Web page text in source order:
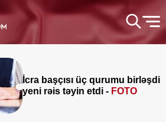
İcra başçısı üç qurumu birləşdirdi,
yeni rəis təyin etdi -FOTO